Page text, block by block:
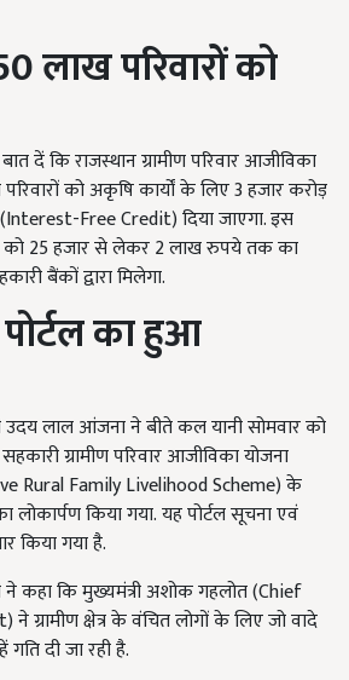
लाख परिवारों को
दें कि राजस्थान ग्रामीण परिवार आजीविका
को अकृषि कार्यों के लिए 3 हजार करोड़
Free Credit) दिया जाएगा. इस
25 हजार से लेकर 2 लाख रुपये तक का
बैंकों द्वारा मिलेगा.
का हुआ
उदय लाल आंजना ने बीते कल यानी सोमवार को
ग्रामीण परिवार आजीविका योजना
Rural Family Livelihood Scheme) के
किया गया. यह पोर्टल सूचना एवं
किया गया है.
ने कहा कि मुख्यमंत्री अशोक गहलोत (Chief
ग्रामीण क्षेत्र के वंचित लोगों के लिए जो वादे
गति दी जा रही है.